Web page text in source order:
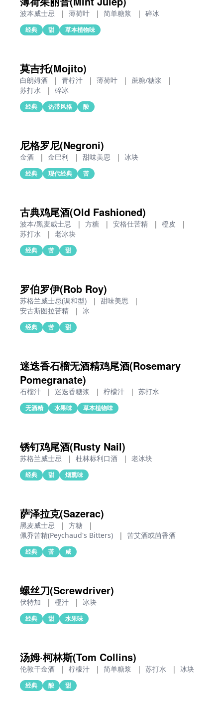
波本威士忌 | 薄荷叶 | 简单糖浆 | 碎冰
经典 甜 草本植物味
莫吉托(Mojito)
白朗姆酒 | 青柠汁 | 薄荷叶 | 蔗糖/糖浆
|
苏打水
| 碎冰
经典 热带风格 酸
尼格罗尼(Negroni)
金酒 | 金巴利 | 甜味美思 | 冰块
经典 现代经典 苦
古典鸡尾酒(Old Fashioned)
波本/黑麦威士忌 | 方糖 | 安格仕苦精 | 橙皮
|
苏打水
| 老冰块
经典 苦 甜
罗伯罗伊(Rob Roy)
苏格兰威士忌(调和型) | 甜味美思
|
安古斯图拉苦精
| 冰
经典 苦 甜
迷迭香石榴无酒精鸡尾酒(Rosemary
Pomegranate)
石榴汁 | 迷迭香糖浆 | 柠檬汁 | 苏打水
无酒精 水果味 草本植物味
锈钉鸡尾酒(Rusty Nail)
苏格兰威士忌 | 杜林标利口酒 | 老冰块
经典 甜 烟熏味
萨泽拉克(Sazerac)
黑麦威士忌 | 方糖
|
佩乔苦精(Peychaud's Bitters)
| 苦艾酒或茴香酒
经典 苦 咸
螺丝刀(Screwdriver)
伏特加 | 橙汁 | 冰块
经典 甜 水果味
汤姆·柯林斯(Tom Collins)
伦敦干金酒 | 柠檬汁 | 简单糖浆 | 苏打水 | 冰块
经典 酸 甜